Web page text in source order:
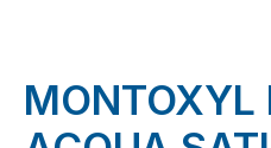
MONTOXYL